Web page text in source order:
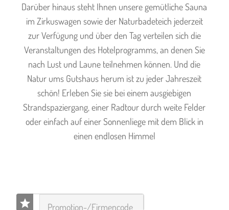
Darüber hinaus steht Ihnen unsere gemütliche Sauna
im Zirkuswagen sowie der Naturbadeteich jederzeit
zur Verfügung und über den Tag verteilen sich die
Veranstaltungen des Hotelprogramms, an denen Sie
nach Lust und Laune teilnehmen können. Und die
Natur ums Gutshaus herum ist zu jeder Jahreszeit
schön! Erleben Sie sie bei einem ausgiebigen
Strandspaziergang, einer Radtour durch weite Felder
oder einfach auf einer Sonnenliege mit dem Blick in
einen endlosen Himmel
star